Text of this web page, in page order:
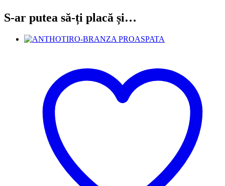
S-ar putea să-ți placă și…